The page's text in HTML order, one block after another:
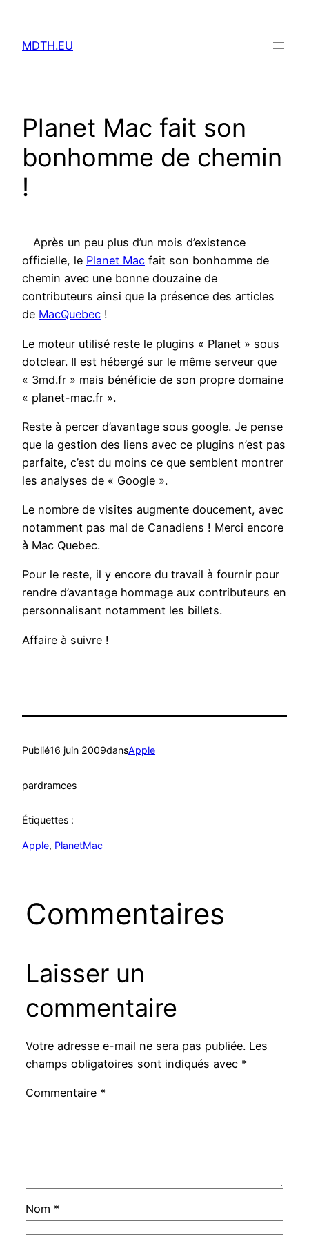
contenu
MDTH.EU
Planet Mac fait son
bonhomme de chemin
!
Après un peu plus d’un mois d’existence
officielle, le Planet Mac fait son bonhomme de
chemin avec une bonne douzaine de
contributeurs ainsi que la présence des articles
de MacQuebec !
Le moteur utilisé reste le plugins « Planet » sous
dotclear. Il est hébergé sur le même serveur que
« 3md.fr » mais bénéficie de son propre domaine
« planet-mac.fr ».
Reste à percer d’avantage sous google. Je pense
que la gestion des liens avec ce plugins n’est pas
parfaite, c’est du moins ce que semblent montrer
les analyses de « Google ».
Le nombre de visites augmente doucement, avec
notamment pas mal de Canadiens ! Merci encore
à Mac Quebec.
Pour le reste, il y encore du travail à fournir pour
rendre d’avantage hommage aux contributeurs en
personnalisant notamment les billets.
Affaire à suivre !
Publié16 juin 2009dansApple
pardramces
Étiquettes :
Apple, PlanetMac
Commentaires
Laisser un
commentaire
Votre adresse e-mail ne sera pas publiée. Les
champs obligatoires sont indiqués avec *
Commentaire *
Nom *